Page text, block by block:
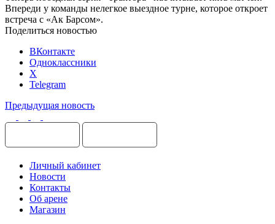
Впереди у команды нелегкое выездное турне, которое откроет
встреча с «Ак Барсом».
Поделиться новостью
ВКонтакте
Одноклассники
X
Telegram
Предыдущая новость
Личный кабинет
Новости
Контакты
Об арене
Магазин